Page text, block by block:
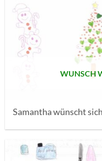
WUNSCH
Samantha wünscht